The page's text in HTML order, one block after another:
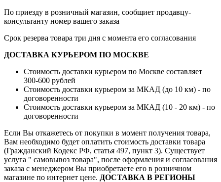
По приезду в розничный магазин, сообщиет продавцу-
консультанту номер вашего заказа
Срок резерва товара три дня с момента его согласования
ДОСТАВКА КУРЬЕРОМ ПО МОСКВЕ
Стоимость доставки курьером по Москве составляет
300-600 рублей
Стоимость доставки курьером за МКАД (до 10 км) - по
договоренности
Стоимость доставки курьером за МКАД (10 - 20 км) - по
договоренности
Если Вы откажетесь от покупки в момент получения товара,
Вам необходимо будет оплатить стоимость доставки товара
(Гражданский Кодекс РФ, статья 497, пункт 3). Существует
услуга " самовывоз товара", после оформления и согласования
заказа с менеджером Вы приобретаете его в розничном
магазине по интернет цене. ДОСТАВКА В РЕГИОНЫ